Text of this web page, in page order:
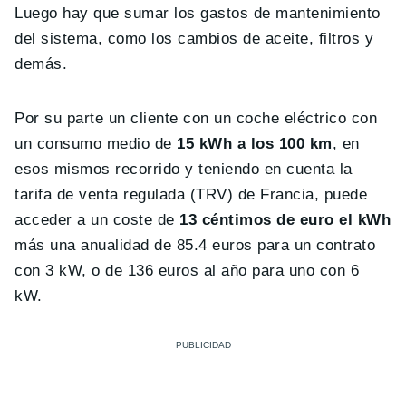
Luego hay que sumar los gastos de mantenimiento
del sistema, como los cambios de aceite, filtros y
demás.
Por su parte un cliente con un coche eléctrico con
un consumo medio de 15 kWh a los 100 km, en
esos mismos recorrido y teniendo en cuenta la
tarifa de venta regulada (TRV) de Francia, puede
acceder a un coste de 13 céntimos de euro el kWh
más una anualidad de 85.4 euros para un contrato
con 3 kW, o de 136 euros al año para uno con 6
kW.